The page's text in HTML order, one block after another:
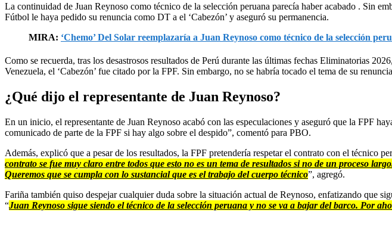
La continuidad de Juan Reynoso como técnico de la selección peruana parecía haber acabado . Sin
Fútbol le haya pedido su renuncia como DT a el ‘Cabezón’ y aseguró su permanencia.
MIRA: ‘Chemo’ Del Solar reemplazaría a Juan Reynoso como técnico de la selección
Como se recuerda, tras los desastrosos resultados de Perú durante las últimas fechas Eliminatorias
Venezuela, el ‘Cabezón’ fue citado por la FPF. Sin embargo, no se habría tocado el tema de su
¿Qué dijo el representante de Juan Reynoso?
En un inicio, el representante de Juan Reynoso acabó con las especulaciones y aseguró que la FPF
comunicado de parte de la FPF si hay algo sobre el despido”, comentó para PBO.
Además, explicó que a pesar de los resultados, la FPF pretendería respetar el contrato con el técnico
contrato se fue muy claro entre todos que esto no es un tema de resultados si no de un proceso
Queremos que se cumpla con lo sustancial que es el trabajo del cuerpo técnico”, agregó.
Fariña también quiso despejar cualquier duda sobre la situación actual de Reynoso, enfatizando que
“Juan Reynoso sigue siendo el técnico de la selección peruana y no se va a bajar del barco. Por